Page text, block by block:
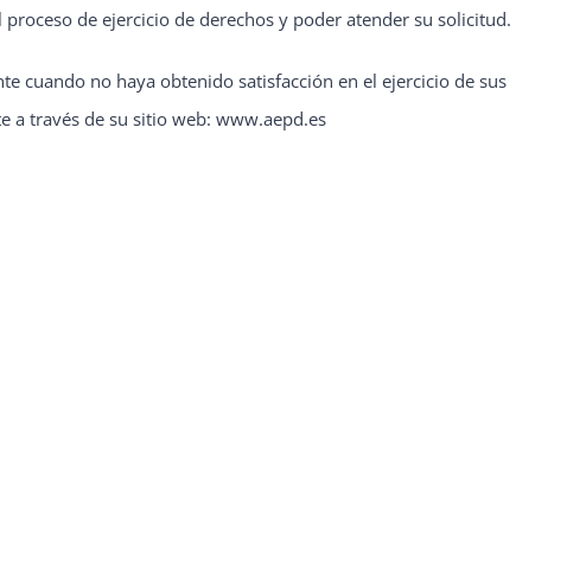
de ejercicio de derechos y poder atender su solicitud.
cuando no haya obtenido satisfacción en el ejercicio de sus
a través de su sitio web: www.aepd.es